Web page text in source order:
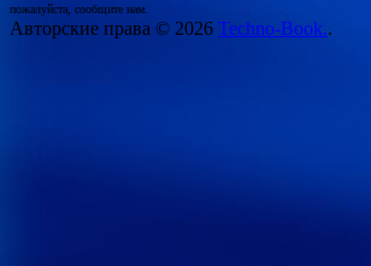
пожалуйста, сообщите нам.
Авторские права © 2026 Techno-Book..